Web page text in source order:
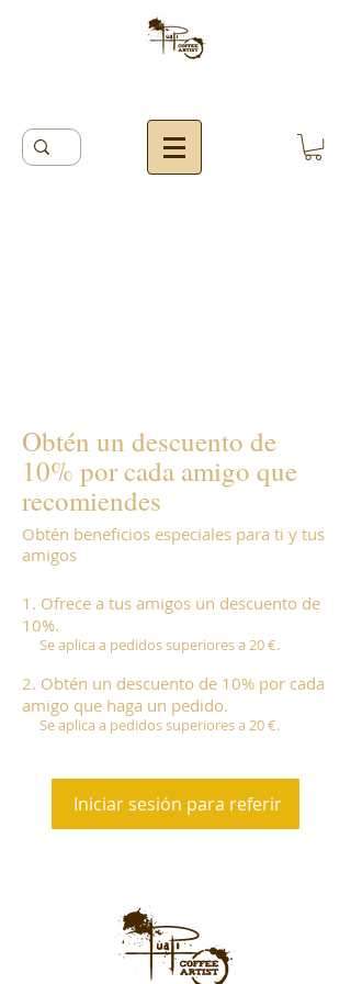
Obtén un descuento de
10% por cada amigo que
recomiendes
Obtén beneficios especiales para ti y tus
amigos
Ofrece a tus amigos un descuento de
10%.
Se aplica a pedidos superiores a 20 €.
Obtén un descuento de 10% por cada
amigo que haga un pedido.
Se aplica a pedidos superiores a 20 €.
Iniciar sesión para referir